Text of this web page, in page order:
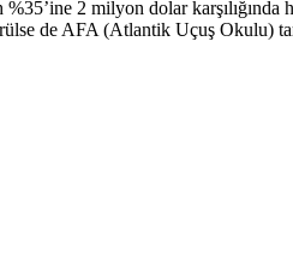
2 milyon dolar karşılığında
de AFA (Atlantik Uçuş Okulu)